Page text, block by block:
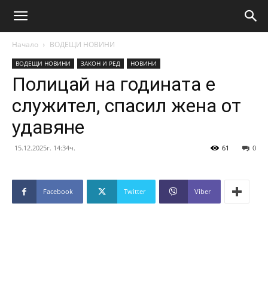
Начало ВОДЕЩИ НОВИНИ
ВОДЕЩИ НОВИНИ ЗАКОН И РЕД НОВИНИ
Полицай на годината е
служител, спасил жена от
удавяне
15.12.2025г. 14:34ч. 0
61
Facebook Twitter Viber